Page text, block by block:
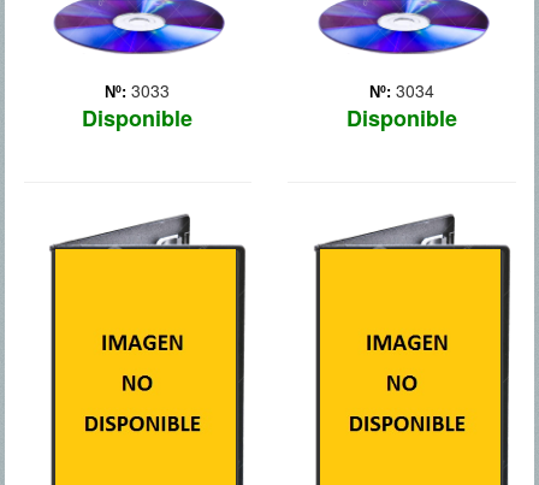
Nº: 3033
Disponible
Nº: 3034
Disponible
Hugo y Braulio, dos
jóvenes con formación
encontrar ni trabajo ni
futuro en España, deciden
emigrar a Alemania
siguiendo los cantos de
Dave Skylark (James
Franco), presentador de un
entrevistas, y su productor,
Aaron Rapoport (Seth
Rogen), consiguen una
entrevista exclusiva con